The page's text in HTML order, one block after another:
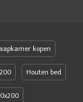
kopen
Houten bed